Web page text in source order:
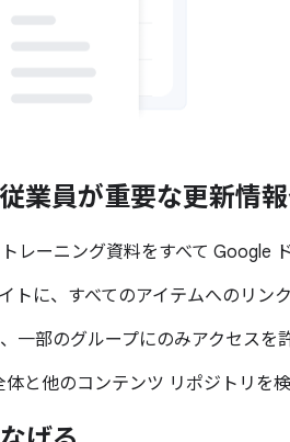
従業員が重要な更新情
ーニング資料をすべて Google
に、すべてのアイテムへのリンク
部のグループにのみアクセスを
と他のコンテンツ リポジトリを